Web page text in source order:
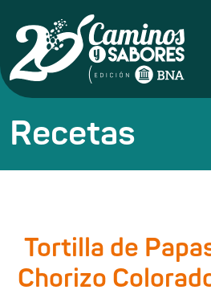
Recetas
Tortilla de
Chorizo